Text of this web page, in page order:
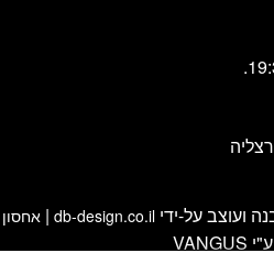
| אחסון
ע"י VANGUS